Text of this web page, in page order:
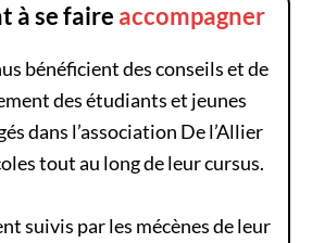
à se faire accompagner
bénéficient des conseils et de
des étudiants et jeunes
dans l’association De l’Allier
tout au long de leur cursus.
suivis par les mécènes de leur